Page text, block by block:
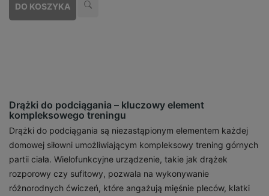
DO KOSZYKA
Drążki do podciągania – kluczowy element
kompleksowego treningu
Drążki do podciągania są niezastąpionym elementem każdej
domowej siłowni umożliwiającym kompleksowy trening górnych
partii ciała. Wielofunkcyjne urządzenie, takie jak drążek
rozporowy czy sufitowy, pozwala na wykonywanie
różnorodnych ćwiczeń, które angażują mięśnie pleców, klatki